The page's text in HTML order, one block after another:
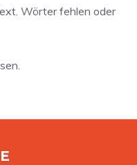
Wörter fehlen oder